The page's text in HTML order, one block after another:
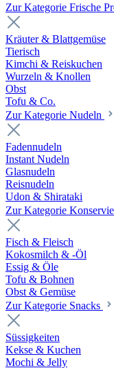
Zur Kategorie Frische
Kräuter & Blattgemüse
Tierisch
Kimchi & Reiskuchen
Wurzeln & Knollen
Obst
Tofu & Co.
Zur Kategorie Nudeln
Fadennudeln
Instant Nudeln
Glasnudeln
Reisnudeln
Udon & Shirataki
Zur Kategorie
Fisch & Fleisch
Kokosmilch & -Öl
Essig & Öle
Tofu & Bohnen
Obst & Gemüse
Zur Kategorie Snacks
Süssigkeiten
Kekse & Kuchen
Mochi & Jelly